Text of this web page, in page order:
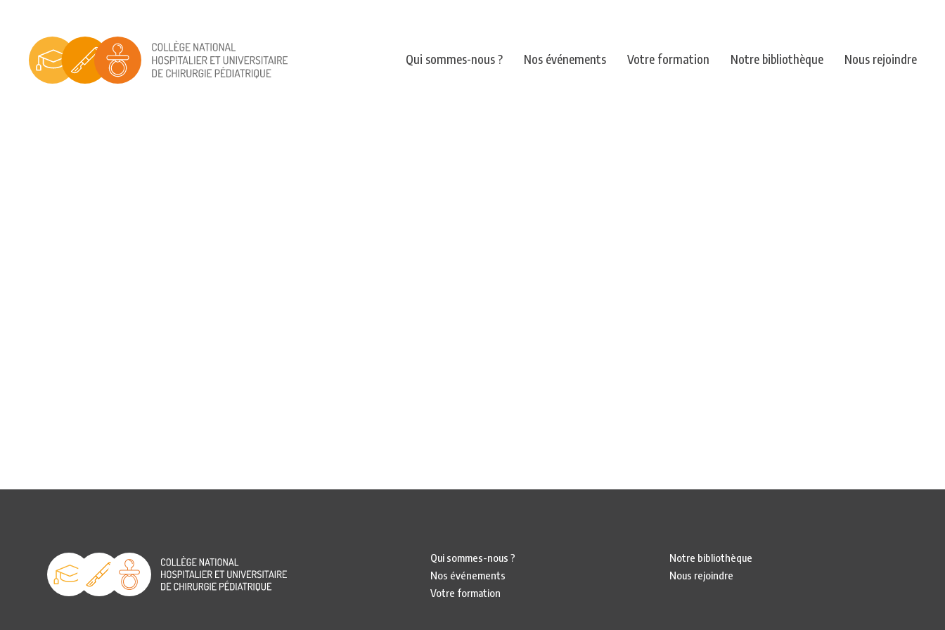
Qui sommes-nous ? Nos événements Votre formation Notre bibliothèque Nous rejoindre
Qui sommes-nous ?
Nos événements
Votre formation
Notre bibliothèque
Nous rejoindre